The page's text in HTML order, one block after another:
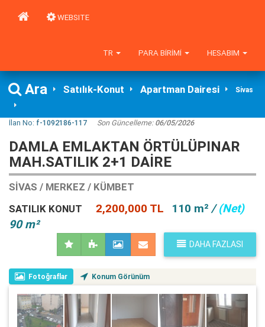
WEBSITE
HESABIM
PARA BIRIMI
TR
Ara Satılık-Konut Apartman Dairesi Sivas
İlan No: f-1092186-117 Son Güncelleme:06/05/2026
DAMLA EMLAKTAN ÖRTÜLÜPINAR
MAH.SATILIK 2+1 DAIRE
SIVAS / MERKEZ / KÜMBET
SATILIK KONUT
2,200,000 TL 110 m² /(Net)
90 m²
DAHA FAZLASI
Fotoğraflar Konum Görünüm